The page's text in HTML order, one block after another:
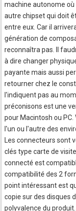
machine autonome
autre chipset qui doit
entre eux. Car il
génération de
reconnaîtra pas. Il
à dire changer
payante mais aussi
retourner chez le
l'indiquent pas au
préconisons est une
pour Macintosh ou
l'un ou l'autre des
Les connecteurs sont
clés type carte de
connecté est
compatibilité des 2
point intéressant est
copie sur des disques
polyvalence du